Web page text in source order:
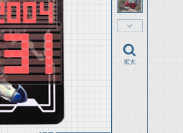
拡大